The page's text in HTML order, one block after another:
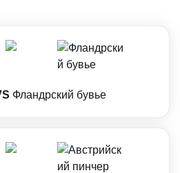
Фландрский бувье